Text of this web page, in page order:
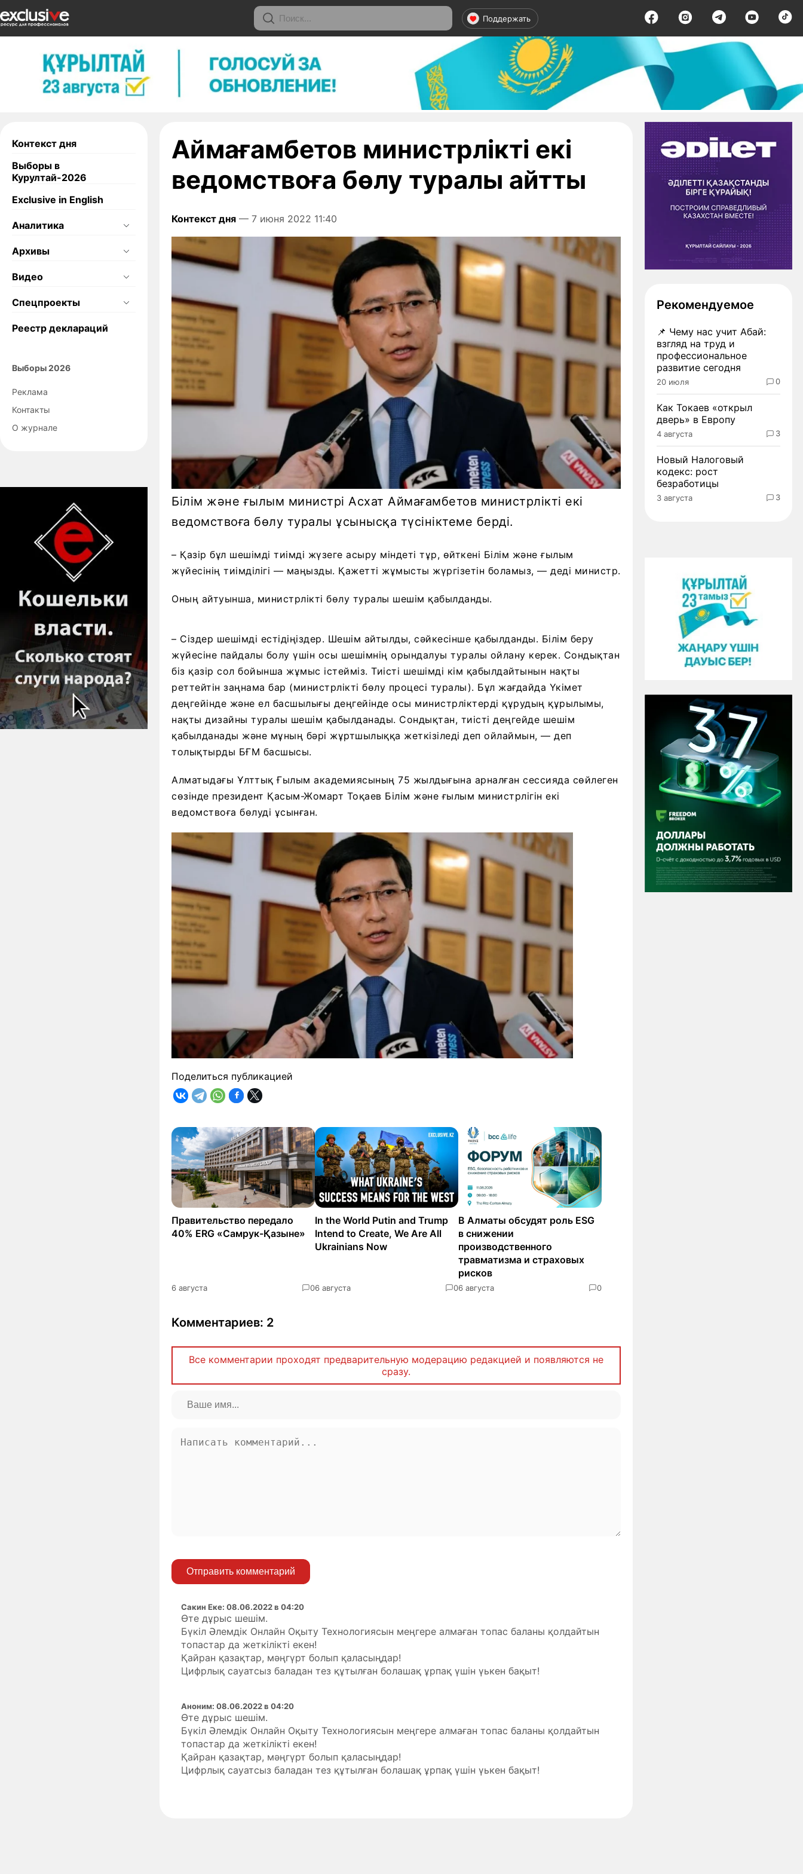
Поддержать
Контекст дня
Выборы в
Курултай-2026
Exclusive in English
Аналитика
Архивы
Видео
Спецпроекты
Реестр деклараций
Выборы 2026
Реклама
Контакты
О журнале
Аймағамбетов министрлікті екі
ведомствоға бөлу туралы айтты
Контекст дня — 7 июня 2022 11:40
Білім және ғылым министрі Асхат Аймағамбетов министрлікті екі
ведомствоға бөлу туралы ұсынысқа түсініктеме берді.
– Қазір бұл шешімді тиімді жүзеге асыру міндеті тұр, өйткені Білім және ғылым
жүйесінің тиімділігі — маңызды. Қажетті жұмысты жүргізетін боламыз, — деді министр.
Оның айтуынша, министрлікті бөлу туралы шешім қабылданды.
– Сіздер шешімді естідіңіздер. Шешім айтылды, сәйкесінше қабылданды. Білім беру
жүйесіне пайдалы болу үшін осы шешімнің орындалуы туралы ойлану керек. Сондықтан
біз қазір сол бойынша жұмыс істейміз. Тиісті шешімді кім қабылдайтынын нақты
реттейтін заңнама бар (министрлікті бөлу процесі туралы). Бұл жағдайда Үкімет
деңгейінде және ел басшылығы деңгейінде осы министрліктерді құрудың құрылымы,
нақты дизайны туралы шешім қабылданады. Сондықтан, тиісті деңгейде шешім
қабылданады және мұның бәрі жұртшылыққа жеткізіледі деп ойлаймын, — деп
толықтырды БҒМ басшысы.
Алматыдағы Ұлттық Ғылым академиясының 75 жылдығына арналған сессияда сөйлеген
сөзінде президент Қасым-Жомарт Тоқаев Білім және ғылым министрлігін екі
ведомствоға бөлуді ұсынған.
Поделиться публикацией
Правительство передало
40% ERG «Самрук-Қазыне»
6 августа 0
In the World Putin and Trump
Intend to Create, We Are All
Ukrainians Now
6 августа 0
В Алматы обсудят роль ESG
в снижении
производственного
травматизма и страховых
рисков
6 августа 0
Комментариев: 2
Все комментарии проходят предварительную модерацию редакцией и появляются не
сразу.
Отправить комментарий
Сакин Еке: 08.06.2022 в 04:20
Өте дұрыс шешім.
Бүкіл Әлемдік Онлайн Оқыту Технологиясын меңгере алмаған топас баланы қолдайтын
топастар да жеткілікті екен!
Қайран қазақтар, мәңгүрт болып қаласыңдар!
Цифрлық сауатсыз баладан тез құтылған болашақ ұрпақ үшін үькен бақыт!
Аноним: 08.06.2022 в 04:20
Өте дұрыс шешім.
Бүкіл Әлемдік Онлайн Оқыту Технологиясын меңгере алмаған топас баланы қолдайтын
топастар да жеткілікті екен!
Қайран қазақтар, мәңгүрт болып қаласыңдар!
Цифрлық сауатсыз баладан тез құтылған болашақ ұрпақ үшін үькен бақыт!
Рекомендуемое
📌 Чему нас учит Абай:
взгляд на труд и
профессиональное
развитие сегодня
20 июля 0
Как Токаев «открыл
дверь» в Европу
4 августа 3
Новый Налоговый
кодекс: рост
безработицы
3 августа 3